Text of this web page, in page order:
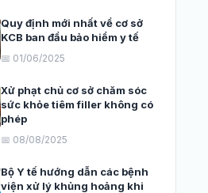
Quy định mới nhất về cơ sở
KCB ban đầu bảo hiểm y tế
📅 01/06/2025
Xử phạt chủ cơ sở chăm sóc
sức khỏe tiêm filler không có
phép
📅 08/08/2025
Bộ Y tế hướng dẫn các bệnh
viện xử lý khủng hoảng khi